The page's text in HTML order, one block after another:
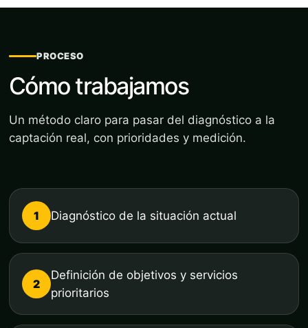
PROCESO
Cómo trabajamos
Un método claro para pasar del diagnóstico a la
captación real, con prioridades y medición.
1 Diagnóstico de la situación actual
2
Definición de objetivos y servicios
prioritarios